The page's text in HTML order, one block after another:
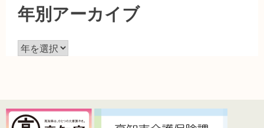
年別アーカイブ
ア
ー